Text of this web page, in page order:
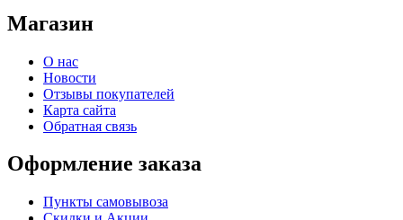
Магазин
О нас
Новости
Отзывы покупателей
Карта сайта
Обратная связь
Оформление заказа
Пункты самовывоза